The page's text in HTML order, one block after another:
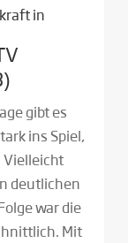
in
gibt es
ins Spiel,
Vielleicht
deutlichen
war die
Mit